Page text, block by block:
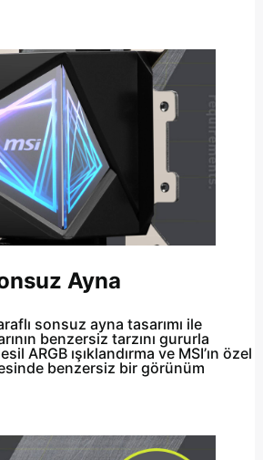
Ayna
sonsuz ayna tasarımı ile
benzersiz tarzını gururla
ARGB ışıklandırma ve MSI’ın özel
benzersiz bir görünüm